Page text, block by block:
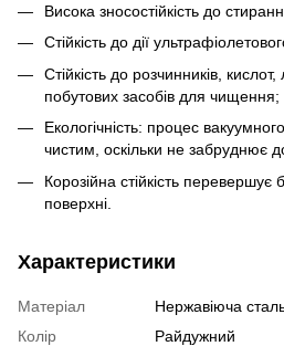
Висока зносостійкість до
Стійкість до дії
Стійкість до розчинників, кислот,
побутових засобів для чищення;
Екологічність: процес
чистим, оскільки не забруднює
Корозійна стійкість перевершує
поверхні.
Характеристики
Матеріал
Нержавіюча
Колір
Райдужний